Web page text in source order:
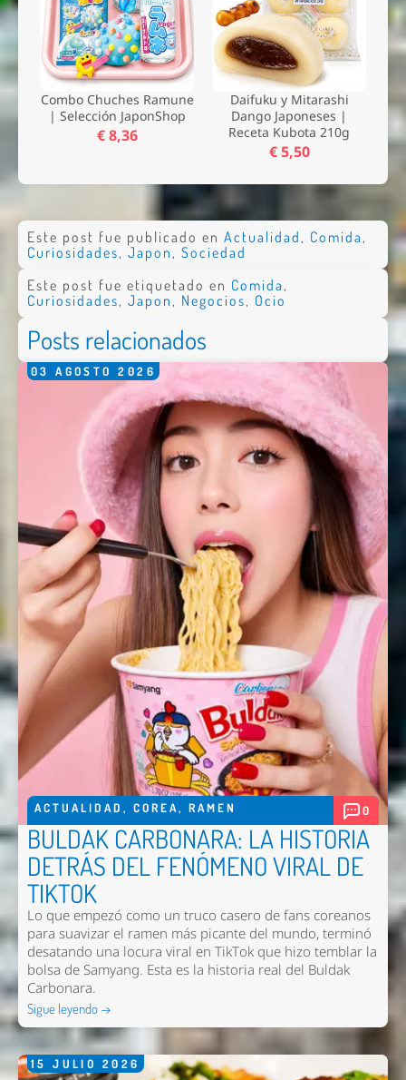
Combo Chuches Ramune
| Selección JaponShop
€ 8,36
Daifuku y Mitarashi
Dango Japoneses |
Receta Kubota 210g
€ 5,50
Este post fue publicado en Actualidad , Comida ,
Curiosidades, Japon , Sociedad
Este post fue etiquetado en Comida,
Curiosidades, Japon, Negocios, Ocio
Posts relacionados
03 AGOSTO 2026
ACTUALIDAD , COREA, RAMEN 0
BULDAK CARBONARA: LA HISTORIA
DETRÁS DEL FENÓMENO VIRAL DE
TIKTOK
Lo que empezó como un truco casero de fans coreanos
para suavizar el ramen más picante del mundo, terminó
desatando una locura viral en TikTok que hizo temblar la
bolsa de Samyang. Esta es la historia real del Buldak
Carbonara.
Sigue leyendo →
15 JULIO 2026
Nombre *
Email *
Comentario *
Enviar